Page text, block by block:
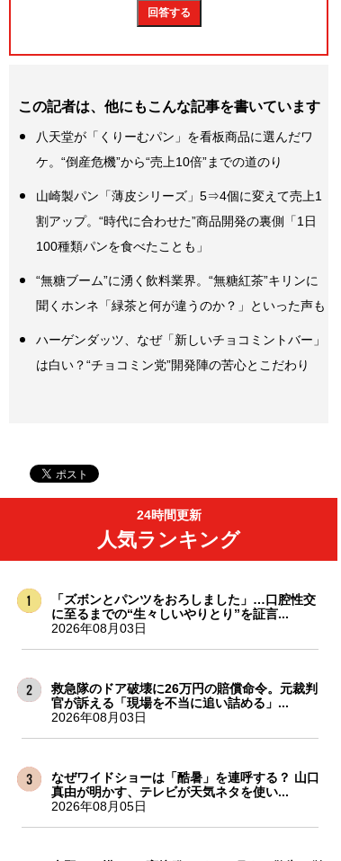
この記者は、他にもこんな記事を書いています
八天堂が「くりーむパン」を看板商品に選んだワ
ケ。“倒産危機”から“売上10倍”までの道のり
山崎製パン「薄皮シリーズ」5⇒4個に変えて売上1
割アップ。“時代に合わせた”商品開発の裏側「1日
100種類パンを食べたことも」
“無糖ブーム”に湧く飲料業界。“無糖紅茶”キリンに
聞くホンネ「緑茶と何が違うのか？」といった声も
ハーゲンダッツ、なぜ「新しいチョコミントバー」
は白い？“チョコミン党”開発陣の苦心とこだわり
24時間更新
人気ランキング
「ズボンとパンツをおろしました」…口腔性交
に至るまでの“生々しいやりとり”を証言...
2026年08月03日
救急隊のドア破壊に26万円の賠償命令。元裁判
官が訴える「現場を不当に追い詰める」...
2026年08月03日
なぜワイドショーは「酷暑」を連呼する？ 山口
真由が明かす、テレビが天気ネタを使い...
2026年08月05日